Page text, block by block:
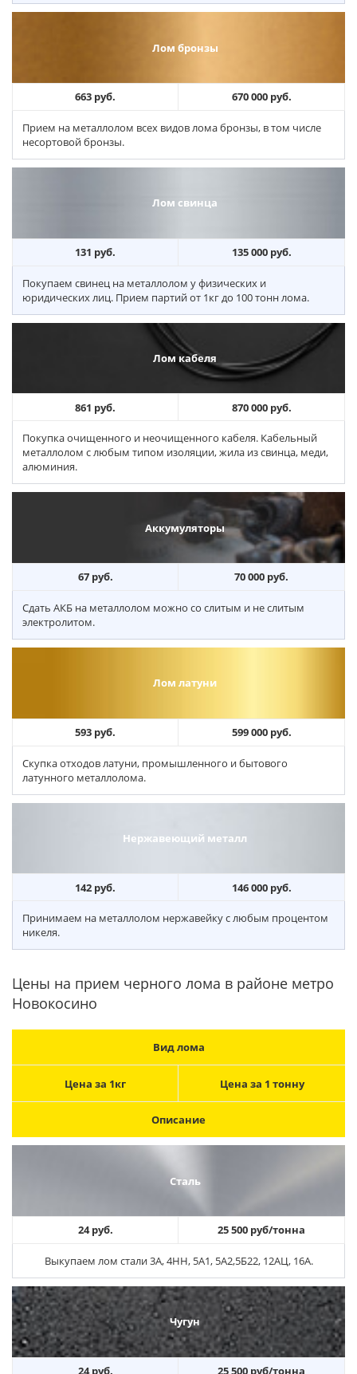
Лом бронзы
663 руб. 670 000 руб.
Прием на металлолом всех видов лома бронзы, в том числе
несортовой бронзы.
Лом свинца
131 руб. 135 000 руб.
Покупаем свинец на металлолом у физических и
юридических лиц. Прием партий от 1кг до 100 тонн лома.
Лом кабеля
861 руб. 870 000 руб.
Покупка очищенного и неочищенного кабеля. Кабельный
металлолом с любым типом изоляции, жила из свинца, меди,
алюминия.
Аккумуляторы
67 руб. 70 000 руб.
Сдать АКБ на металлолом можно со слитым и не слитым
электролитом.
Лом латуни
593 руб. 599 000 руб.
Скупка отходов латуни, промышленного и бытового
латунного металлолома.
Нержавеющий металл
142 руб. 146 000 руб.
Принимаем на металлолом нержавейку с любым процентом
никеля.
Цены на прием черного лома в районе метро
Новокосино
Вид лома
Цена за 1кг Цена за 1 тонну
Описание
Сталь
24 руб. 25 500 руб/тонна
Выкупаем лом стали 3А, 4НН, 5А1, 5А2,5Б22, 12АЦ, 16А.
Чугун
24 руб. 25 500 руб/тонна